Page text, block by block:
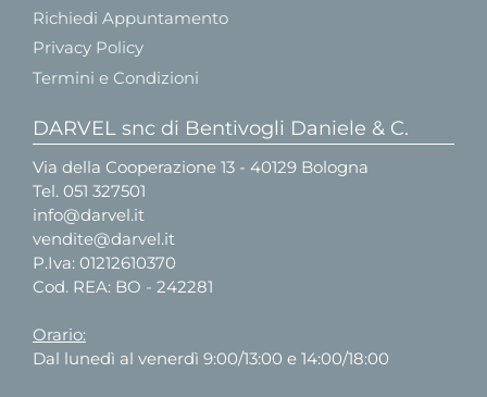
Richiedi Appuntamento
Privacy Policy
Termini e Condizioni
DARVEL snc di Bentivogli Daniele & C.
Via della Cooperazione 13 - 40129 Bologna
Tel. 051 327501
info@darvel.it
vendite@darvel.it
P.Iva: 01212610370
Cod. REA: BO - 242281
Orario:
Dal lunedì al venerdì 9:00/13:00 e 14:00/18:00